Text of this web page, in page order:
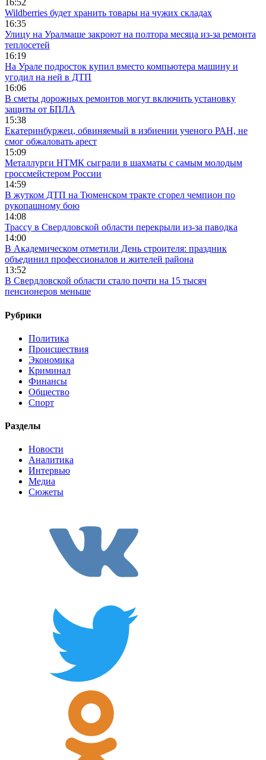
16:52
Wildberries будет хранить товары на чужих складах
16:35
Улицу на Уралмаше закроют на полтора месяца из-за ремонта
теплосетей
16:19
На Урале подросток купил вместо компьютера машину и
угодил на ней в ДТП
16:06
В сметы дорожных ремонтов могут включить установку
защиты от БПЛА
15:38
Екатеринбуржец, обвиняемый в избиении ученого РАН, не
смог обжаловать арест
15:09
Металлурги НТМК сыграли в шахматы с самым молодым
гроссмейстером России
14:59
В жутком ДТП на Тюменском тракте сгорел чемпион по
рукопашному бою
14:08
Трассу в Свердловской области перекрыли из-за паводка
14:00
В Академическом отметили День строителя: праздник
объединил профессионалов и жителей района
13:52
В Свердловской области стало почти на 15 тысяч
пенсионеров меньше
Рубрики
Политика
Происшествия
Экономика
Криминал
Финансы
Общество
Спорт
Разделы
Новости
Аналитика
Интервью
Медиа
Сюжеты